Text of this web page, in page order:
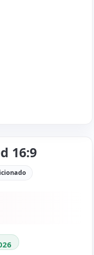
16:9